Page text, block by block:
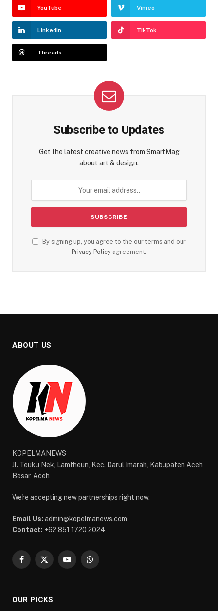
YouTube Vimeo
LinkedIn TikTok
Threads
Subscribe to Updates
Get the latest creative news from SmartMag
about art & design.
By signing up, you agree to the our terms and our
Privacy Policy agreement.
ABOUT US
KOPELMANEWS
Jl. Teuku Nek, Lamtheun, Kec. Darul Imarah, Kabupaten Aceh
Besar, Aceh
We're accepting new partnerships right now.
Email Us: admin@kopelmanews.com
Contact: +62 851 1720 2024
Facebook
X
YouTubeWhatsApp
OUR PICKS